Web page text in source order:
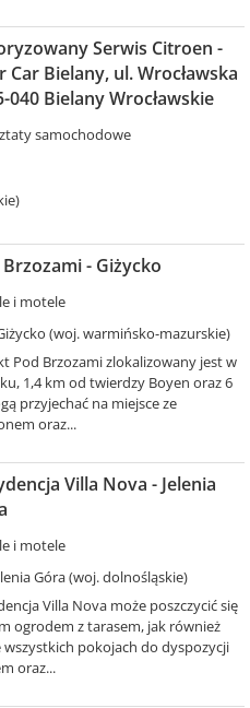
Serwis Citroen -
Car Bielany, ul. Wrocławska
040 Bielany Wrocławskie
samochodowe
- Giżycko
i motele
(woj. warmińsko-mazurskie)
Pod Brzozami zlokalizowany jest w
1,4 km od twierdzy Boyen oraz 6
przyjechać na miejsce ze
oraz...
Villa Nova - Jelenia
i motele
Góra (woj. dolnośląskie)
Villa Nova może poszczycić się
ogrodem z tarasem, jak również
wszystkich pokojach do dyspozycji
oraz...